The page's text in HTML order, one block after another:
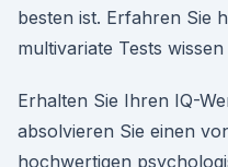
besten ist. Erfahren Sie
multivariate Tests
Erhalten Sie Ihren IQ-
absolvieren Sie einen
hochwertigen